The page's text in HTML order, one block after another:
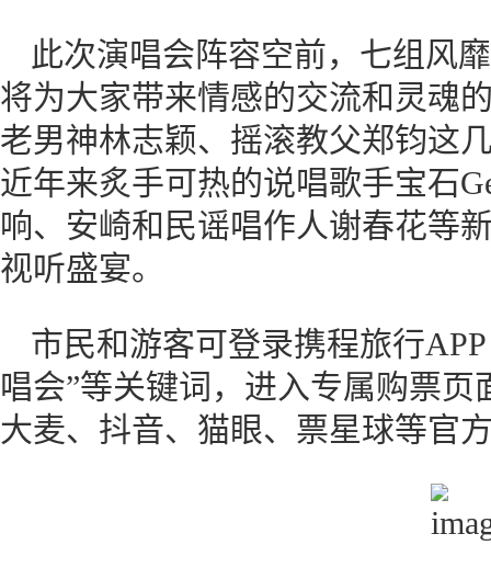
此次演唱会阵容空前，七组风
将为大家带来情感的交流和灵魂
老男神林志颖、摇滚教父郑钧这
近年来炙手可热的说唱歌手宝石
响、安崎和民谣唱作人谢春花等
视听盛宴。
市民和游客可登录携程旅行
唱会”等关键词，进入专属购票
大麦、抖音、猫眼、票星球等官